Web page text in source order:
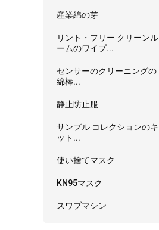
産業綿の芽
リント・フリー クリーンル
ームのワイプ...
センサーのクリーニングの
綿棒...
静止防止服
サンプル コレクションのキ
ット...
使い捨てマスク
KN95マスク
スワブマシン